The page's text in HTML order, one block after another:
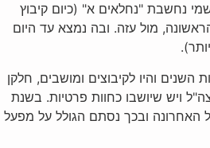
נחשבת "נחלאים א" (כיום קיבוץ
מול עזה‏. ובה נמצא עד היום
השנים והיו לקיבוצים ומושבים, חלקן
ויש שיושבו כחוות פרטיות. בשנת
האחרונה ובכך נסתם הגולל על מפעל